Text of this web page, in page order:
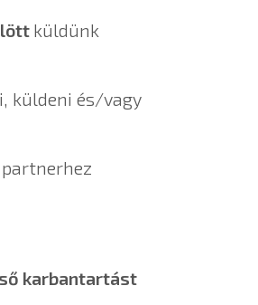
küldünk
küldeni és/vagy
karbantartást